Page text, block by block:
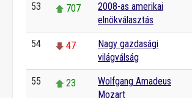
53 707
2008-as amerikai
elnökválasztás
54 47
Nagy gazdasági
világválság
55 23
Wolfgang Amadeus
Mozart